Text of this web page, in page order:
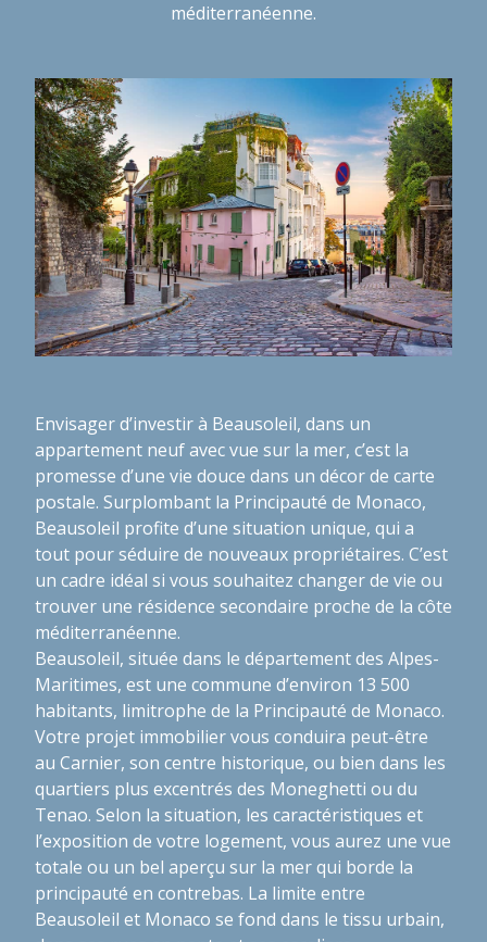
méditerranéenne.
Envisager d’investir à Beausoleil, dans un
appartement neuf avec vue sur la mer, c’est la
promesse d’une vie douce dans un décor de carte
postale. Surplombant la Principauté de Monaco,
Beausoleil profite d’une situation unique, qui a
tout pour séduire de nouveaux propriétaires. C’est
un cadre idéal si vous souhaitez changer de vie ou
trouver une résidence secondaire proche de la côte
méditerranéenne.
Beausoleil, située dans le département des Alpes-
Maritimes, est une commune d’environ 13 500
habitants, limitrophe de la Principauté de Monaco.
Votre projet immobilier vous conduira peut-être
au Carnier, son centre historique, ou bien dans les
quartiers plus excentrés des Moneghetti ou du
Tenao. Selon la situation, les caractéristiques et
l’exposition de votre logement, vous aurez une vue
totale ou un bel aperçu sur la mer qui borde la
principauté en contrebas. La limite entre
Beausoleil et Monaco se fond dans le tissu urbain,